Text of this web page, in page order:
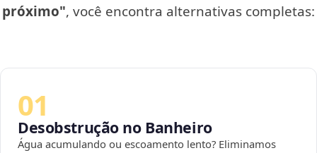
próximo", você encontra alternativas completas:
01
Desobstrução no Banheiro
Água acumulando ou escoamento lento? Eliminamos